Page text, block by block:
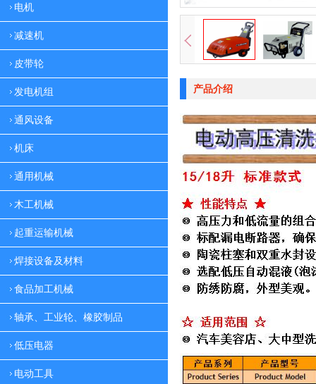
电机
减速机
皮带轮
发电机组
通风设备
机床
通用机械
木工机械
起重运输机械
焊接设备及材料
食品加工机械
轴承、工业轮、橡胶制品
低压电器
电动工具
产品介绍